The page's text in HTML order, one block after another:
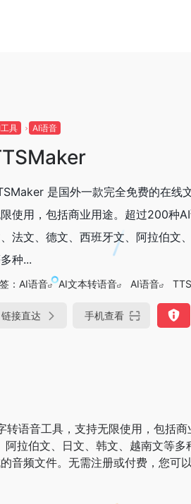
具 AI语音
是国外一款完全免费的在线
使用，包括商业用途。超过200种
法文、德文、西班牙文、阿拉伯文
种...
： AI语音 AI文本转语音 AI语音
链接直达 手机查看
语音工具，支持无限使用，包括商
拉伯文、日文、韩文、越南文等
音频文件。无需注册或付费，您可